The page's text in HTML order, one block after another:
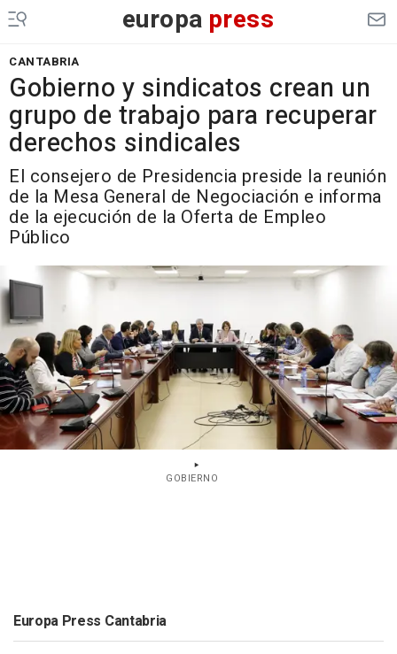
europa press
CANTABRIA
Gobierno y sindicatos crean un
grupo de trabajo para recuperar
derechos sindicales
El consejero de Presidencia preside la reunión
de la Mesa General de Negociación e informa
de la ejecución de la Oferta de Empleo
Público
GOBIERNO
Europa Press Cantabria